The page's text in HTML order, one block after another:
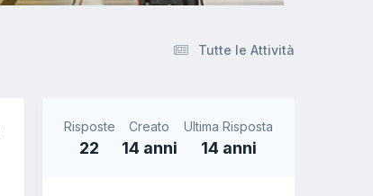
Tutte le Attività
Risposte
22
Creato
14 anni
Ultima Risposta
14 anni